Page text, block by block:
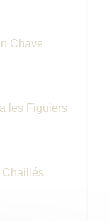
Chave
les Figuiers
Chaillés